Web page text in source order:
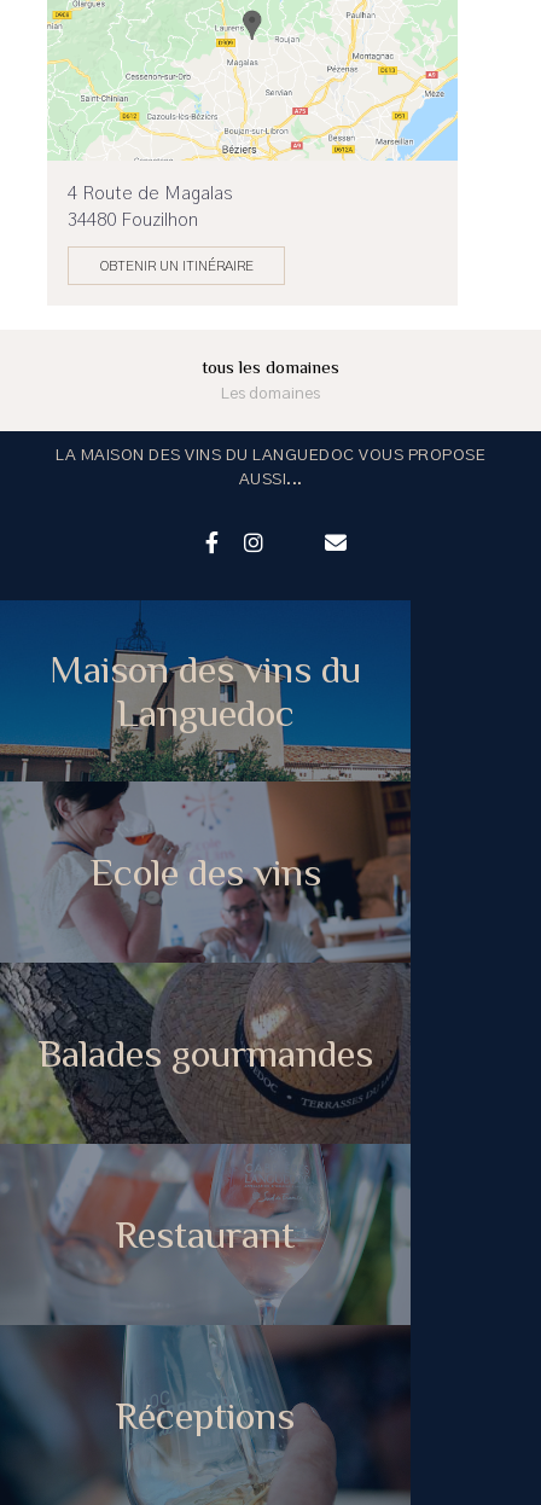
4 Route de Magalas
34480 Fouzilhon
OBTENIR UN ITINÉRAIRE
tous les domaines
Les domaines
LA MAISON DES VINS DU LANGUEDOC VOUS PROPOSE
AUSSI...
Maison des vins du
Languedoc
Ecole des vins
Balades gourmandes
Restaurant
Réceptions